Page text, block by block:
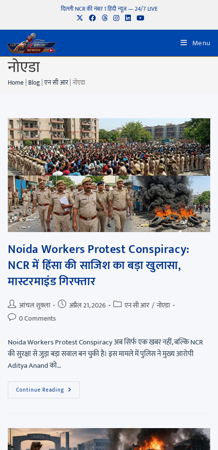
दिल्ली NCR की नंबर 1 हिंदी न्यूज़ — 24/7 LIVE
Menu
नोएडा
Home | Blog|एन सी आर|नोएडा
Noida Workers Protest Conspiracy:
NCR में हिंसा की साजिश का बड़ा खुलासा,
मास्टरमाइंड गिरफ्तार
आंचल शुक्ला अप्रैल 21, 2026 एन सी आर / नोएडा
0 Comments
Noida Workers Protest Conspiracy अब सिर्फ एक खबर नहीं, बल्कि NCR
की सुरक्षा से जुड़ा बड़ा सवाल बन चुकी है। इस मामले में पुलिस ने मुख्य आरोपी
Aditya Anand को…
Continue Reading